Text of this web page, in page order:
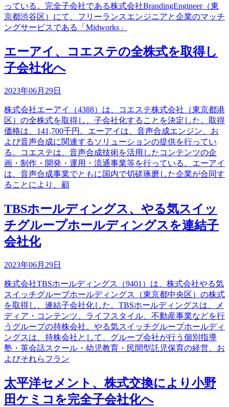
っている。完全子会社である株式会社BrandingEngineer（東
京都渋谷区）にて、フリーランスエンジニアと企業のマッチ
ングサービスである「Midworks」
エーアイ、コエステの全株式を取得し
子会社化へ
2023年06月29日
株式会社エーアイ（4388）は、コエステ株式会社（東京都港
区）の全株式を取得し、子会社化することを決定した。取得
価格は、141,700千円。エーアイは、音声合成エンジン、お
よび音声合成に関連するソリューションの提供を行ってい
る。コエステは、音声合成技術を活用したコンテンツの企
画・制作・開発・運用・流通事業等を行っている。エーアイ
は、音声合成事業でともに国内で切磋琢磨した企業が合同す
ることにより、顧
TBSホールディングス、やる気スイッ
チグループホールディングスを連結子
会社化
2023年06月29日
株式会社TBSホールディングス（9401）は、株式会社やる気
スイッチグループホールディングス（東京都中央区）の株式
を取得し、連結子会社化した。TBSホールディングスは、メ
ディア・コンテンツ、ライフスタイル、不動産事業などを行
うグループの持株会社。やる気スイッチグループホールディ
ングスは、持株会社として、グループ会社が行う個別指導
塾・英会話スクール・幼児教育・民間型託児保育の経営、お
よびそれらフラン
太平洋セメント、株式交換により小野
田ケミコを完全子会社化へ